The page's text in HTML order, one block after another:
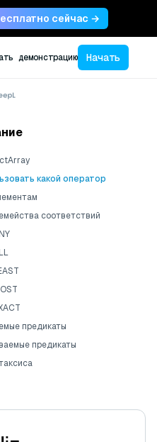
сейчас →
демонстрацию Начать
какой оператор
соответствий
предикаты
предикаты